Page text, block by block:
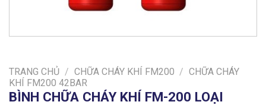
TRANG CHỦ / CHỮA CHÁY KHÍ FM200 / CHỮA CHÁY
KHÍ FM200 42BAR
BÌNH CHỮA CHÁY KHÍ FM-200 LOẠI